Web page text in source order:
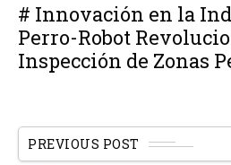
# Innovación en la
Perro-Robot
Inspección de Zonas
PREVIOUS POST